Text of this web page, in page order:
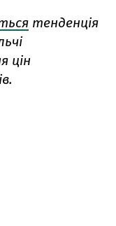
тенденція
цін